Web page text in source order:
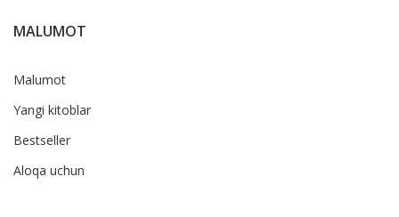
MALUMOT
Malumot
Yangi kitoblar
Bestseller
Aloqa uchun